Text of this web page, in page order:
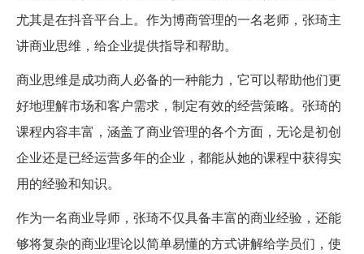
尤其是在抖音平台上。作为博商管理的一名老师，张琦主
讲商业思维，给企业提供指导和帮助。
商业思维是成功商人必备的一种能力，它可以帮助他们更
好地理解市场和客户需求，制定有效的经营策略。张琦的
课程内容丰富，涵盖了商业管理的各个方面，无论是初创
企业还是已经运营多年的企业，都能从她的课程中获得实
用的经验和知识。
作为一名商业导师，张琦不仅具备丰富的商业经验，还能
够将复杂的商业理论以简单易懂的方式讲解给学员们，使